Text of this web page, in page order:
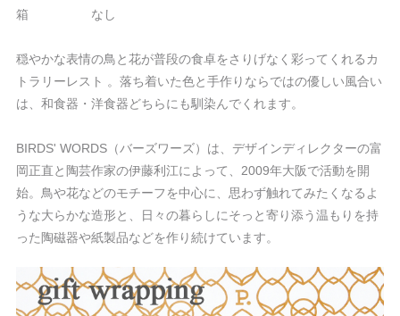
箱 なし
穏やかな表情の鳥と花が普段の食卓をさりげなく彩ってくれるカ
トラリーレスト 。落ち着いた色と手作りならではの優しい風合い
は、和食器・洋食器どちらにも馴染んでくれます。
BIRDS' WORDS（バーズワーズ）は、デザインディレクターの富
岡正直と陶芸作家の伊藤利江によって、2009年大阪で活動を開
始。鳥や花などのモチーフを中心に、思わず触れてみたくなるよ
うな大らかな造形と、日々の暮らしにそっと寄り添う温もりを持
った陶磁器や紙製品などを作り続けています。